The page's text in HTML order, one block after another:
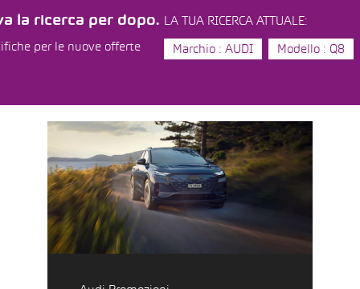
la ricerca per dopo.
per le nuove offerte
LA TUA RICERCA ATTUALE:
Marchio : AUDI Modello : Q8